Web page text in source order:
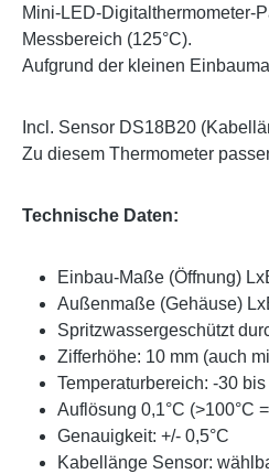
Mini-LED-Digitalthermometer-
Messbereich (125°C).
Aufgrund der kleinen
Incl. Sensor DS18B20
Zu diesem Thermometer
Technische Daten:
Einbau-Maße (Öffnung)
Außenmaße (Gehäuse)
Spritzwassergeschützt
Zifferhöhe: 10 mm (auch
Temperaturbereich: -30 bis
Auflösung 0,1°C (>100°C
Genauigkeit: +/- 0,5°C
Kabellänge Sensor: